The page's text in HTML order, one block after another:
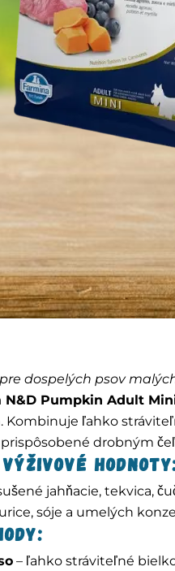
dospelých psov
N&D Pumpkin Adult
Kombinuje ľahko
drobným
jahňacie, tekvica,
sóje a umelých
– ľahko stráviteľné